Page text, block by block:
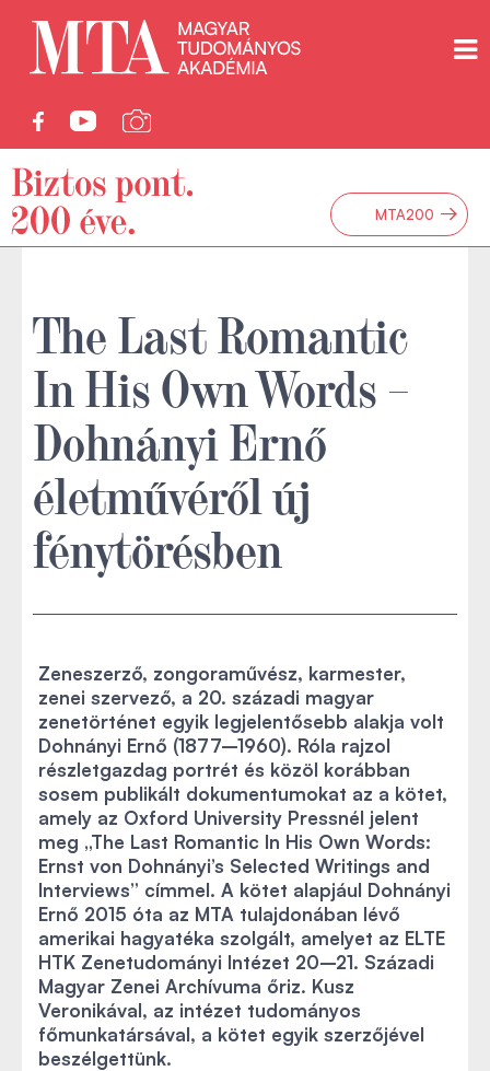
MTA200 →
The Last Romantic
In His Own Words –
Dohnányi Ernő
életművéről új
fénytörésben
Zeneszerző, zongoraművész, karmester,
zenei szervező, a 20. századi magyar
zenetörténet egyik legjelentősebb alakja volt
Dohnányi Ernő (1877–1960). Róla rajzol
részletgazdag portrét és közöl korábban
sosem publikált dokumentumokat az a kötet,
amely az Oxford University Pressnél jelent
meg „The Last Romantic In His Own Words:
Ernst von Dohnányi’s Selected Writings and
Interviews” címmel. A kötet alapjául Dohnányi
Ernő 2015 óta az MTA tulajdonában lévő
amerikai hagyatéka szolgált, amelyet az ELTE
HTK Zenetudományi Intézet 20–21. Századi
Magyar Zenei Archívuma őriz. Kusz
Veronikával, az intézet tudományos
főmunkatársával, a kötet egyik szerzőjével
beszélgettünk.